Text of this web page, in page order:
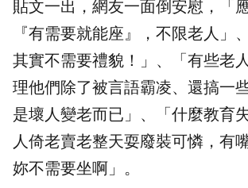
貼文一出，網友一面倒安慰，「
『有需要就能座』，不限老人」
其實不需要禮貌！」、「有些老
理他們除了被言語霸凌、還搞一
是壞人變老而已」、「什麼教育
人倚老賣老整天耍廢裝可憐，有
妳不需要坐啊」。